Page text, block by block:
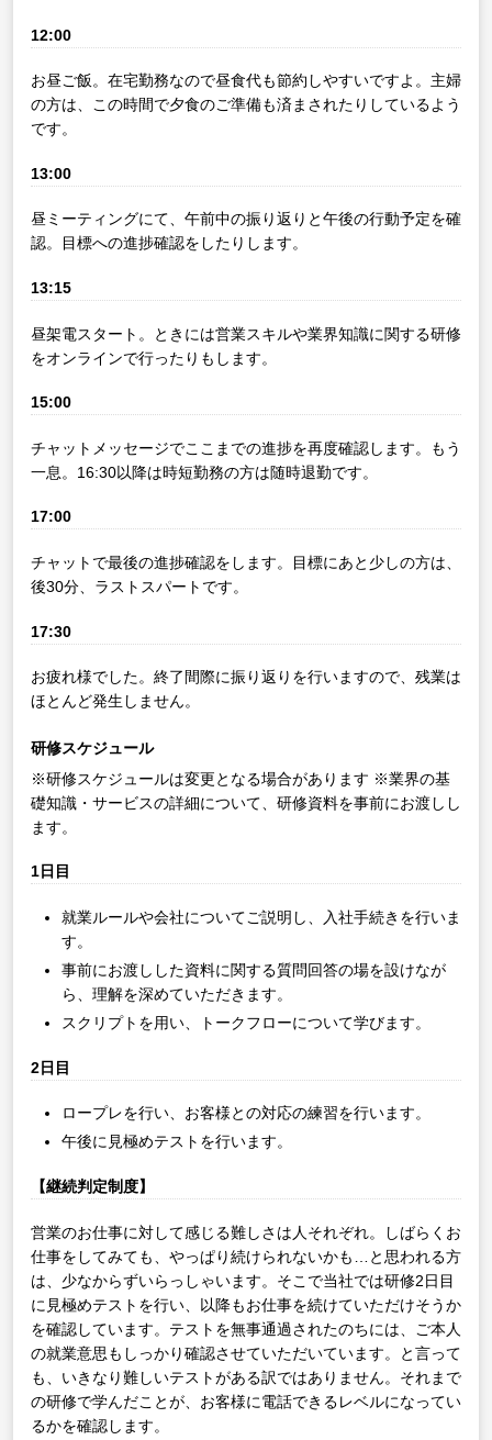
12:00
お昼ご飯。在宅勤務なので昼食代も節約しやすいですよ。主婦
の方は、この時間で夕食のご準備も済まされたりしているよう
です。
13:00
昼ミーティングにて、午前中の振り返りと午後の行動予定を確
認。目標への進捗確認をしたりします。
13:15
昼架電スタート。ときには営業スキルや業界知識に関する研修
をオンラインで行ったりもします。
15:00
チャットメッセージでここまでの進捗を再度確認します。もう
一息。16:30以降は時短勤務の方は随時退勤です。
17:00
チャットで最後の進捗確認をします。目標にあと少しの方は、
後30分、ラストスパートです。
17:30
お疲れ様でした。終了間際に振り返りを行いますので、残業は
ほとんど発生しません。
研修スケジュール
※研修スケジュールは変更となる場合があります ※業界の基
礎知識・サービスの詳細について、研修資料を事前にお渡しし
ます。
1日目
就業ルールや会社についてご説明し、入社手続きを行いま
す。
事前にお渡しした資料に関する質問回答の場を設けなが
ら、理解を深めていただきます。
スクリプトを用い、トークフローについて学びます。
2日目
ロープレを行い、お客様との対応の練習を行います。
午後に見極めテストを行います。
【継続判定制度】
営業のお仕事に対して感じる難しさは人それぞれ。しばらくお
仕事をしてみても、やっぱり続けられないかも…と思われる方
は、少なからずいらっしゃいます。そこで当社では研修2日目
に見極めテストを行い、以降もお仕事を続けていただけそうか
を確認しています。テストを無事通過されたのちには、ご本人
の就業意思もしっかり確認させていただいています。と言って
も、いきなり難しいテストがある訳ではありません。それまで
の研修で学んだことが、お客様に電話できるレベルになってい
るかを確認します。